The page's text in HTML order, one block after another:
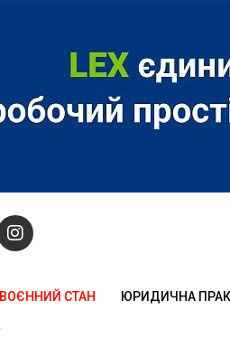
ВОЄННИЙ СТАН ЮРИДИЧНА